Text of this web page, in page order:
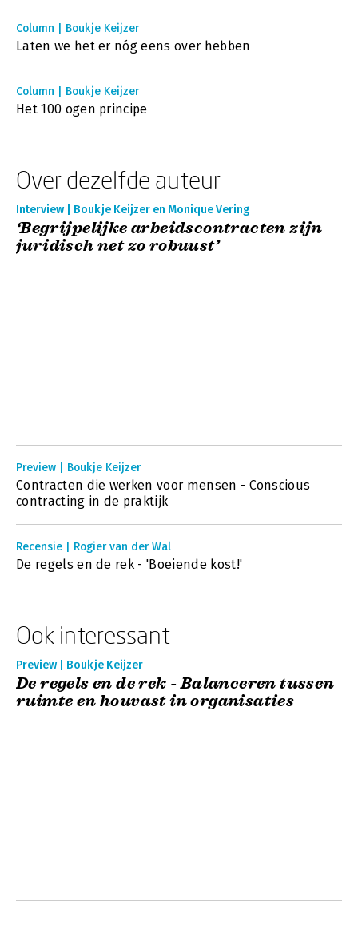
Column | Boukje Keijzer
Laten we het er nóg eens over hebben
Column | Boukje Keijzer
Het 100 ogen principe
Over dezelfde auteur
Interview | Boukje Keijzer en Monique Vering
‘Begrijpelijke arbeidscontracten zijn
juridisch net zo robuust’
Preview | Boukje Keijzer
Contracten die werken voor mensen - Conscious
contracting in de praktijk
Recensie | Rogier van der Wal
De regels en de rek - 'Boeiende kost!'
Ook interessant
Preview | Boukje Keijzer
De regels en de rek - Balanceren tussen
ruimte en houvast in organisaties